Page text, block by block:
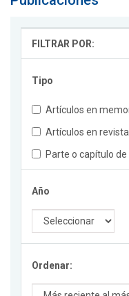
FILTRAR POR:
Tipo
Artículos en
Artículos en
Parte o capítulo de
Año
Ordenar: